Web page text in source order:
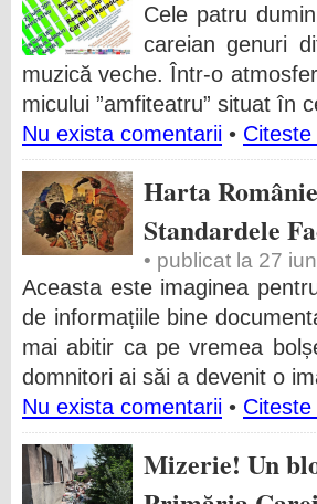
Cele patru
careian genuri
muzică veche. Într-o
micului ”amfiteatru” situat în
Nu exista comentarii •
Harta
Standardele
• publicat la 27
Aceasta este imaginea
de informațiile bine
mai abitir ca pe vremea
domnitori ai săi a devenit o
Nu exista comentarii •
Mizerie! Un